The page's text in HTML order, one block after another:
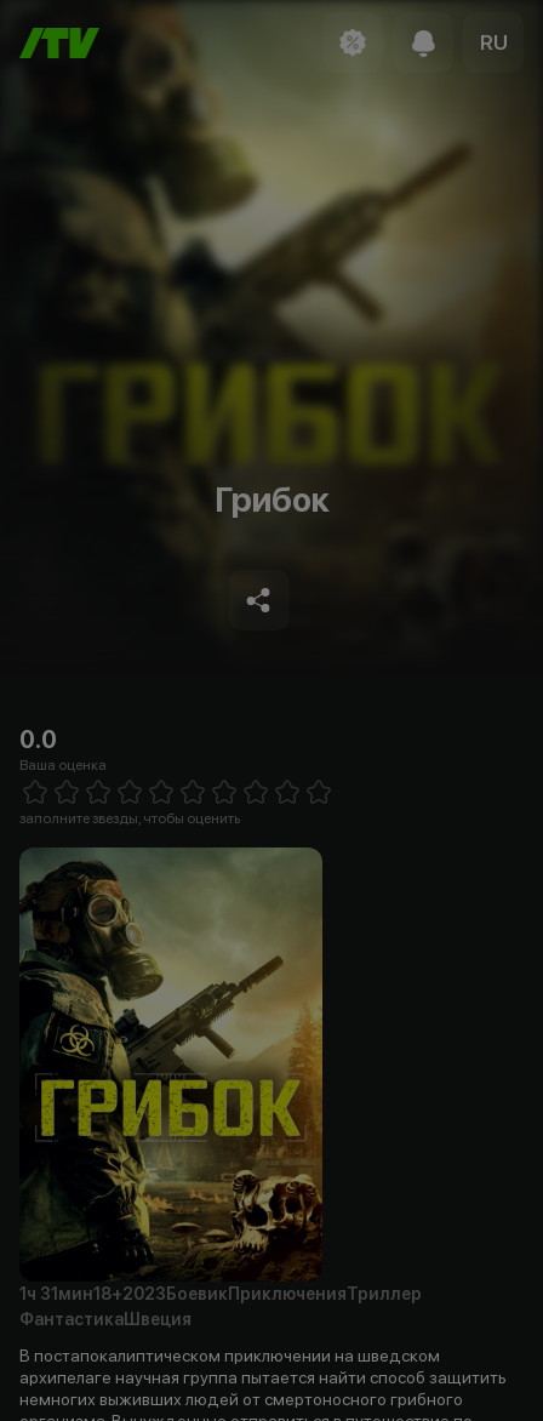
RU
Грибок
0.0
Ваша оценка
5 Stars
заполните звезды, чтобы оценить
1ч 31мин18+2023 Боевик ПриключенияТриллер
ФантастикаШвеция
В постапокалиптическом приключении на шведском
архипелаге научная группа пытается найти способ защитить
немногих выживших людей от смертоносного грибного